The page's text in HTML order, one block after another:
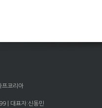
프코리아
| 대표자:신동민